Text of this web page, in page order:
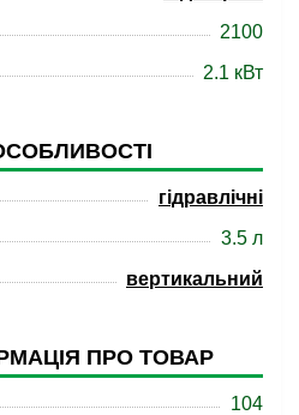
2100
2.1 кВт
гідравлічні
3.5 л
вертикальний
ПРО ТОВАР
104